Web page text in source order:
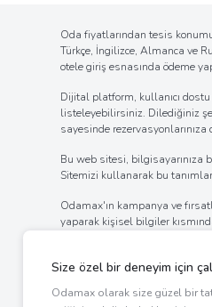
Oda fiyatlarından tesis
Türkçe, İngilizce, Almanca ve
otele giriş esnasında ödeme
Dijital platform, kullanıcı
listeleyebilirsiniz. Dilediğiniz
sayesinde
Bu web sitesi, bilgisayarınıza
Sitemizi kullanarak bu
Odamax'ın kampanya ve
yaparak kişisel bilgiler
internet tarayıcınızın ayarlar
ayarlarını değiştirerek bildirim